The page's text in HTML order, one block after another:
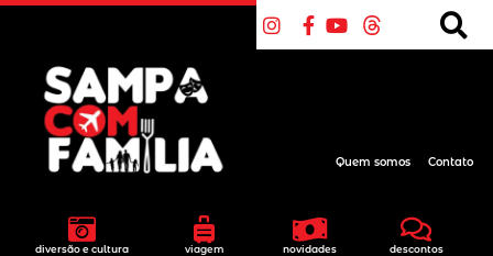
diversão e cultura viagem novidades descontos
Quem somos Contato